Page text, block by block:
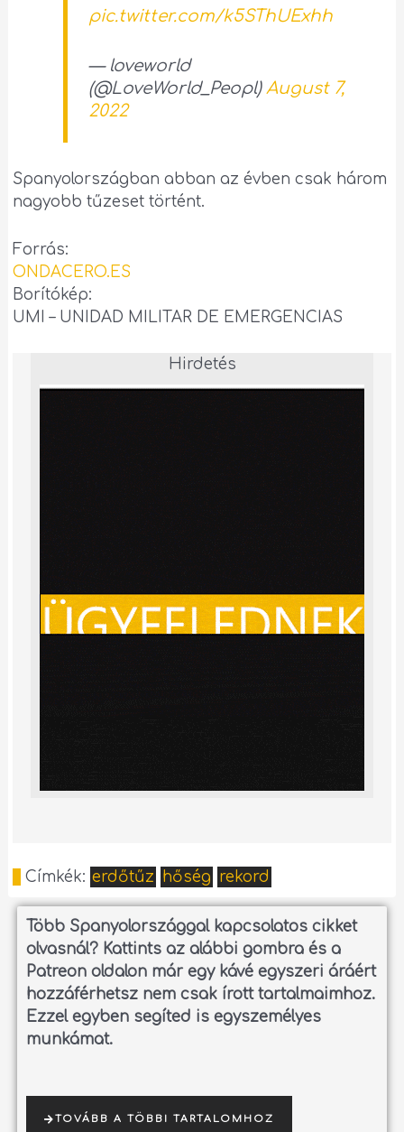
pic.twitter.com/k5SThUExhh
— loveworld
(@LoveWorld_Peopl) August 7,
2022
Spanyolországban abban az évben csak három
nagyobb tűzeset történt.
Forrás:
ONDACERO.ES
Borítókép:
UMI – UNIDAD MILITAR DE EMERGENCIAS
Hirdetés
Címkék: erdőtűz hőség rekord
Több Spanyolországgal kapcsolatos cikket
olvasnál? Kattints az alábbi gombra és a
Patreon oldalon már egy kávé egyszeri áráért
hozzáférhetsz nem csak írott tartalmaimhoz.
Ezzel egyben segíted is egyszemélyes
munkámat.
TOVÁBB A TÖBBI TARTALOMHOZ